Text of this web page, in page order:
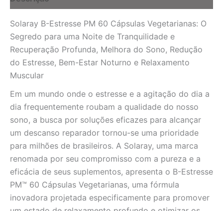
Descanso
e
Recuperação
quantidade
Solaray B-Estresse PM 60 Cápsulas Vegetarianas: O
Segredo para uma Noite de Tranquilidade e
Recuperação Profunda, Melhora do Sono, Redução
do Estresse, Bem-Estar Noturno e Relaxamento
Muscular
Em um mundo onde o estresse e a agitação do dia a
dia frequentemente roubam a qualidade do nosso
sono, a busca por soluções eficazes para alcançar
um descanso reparador tornou-se uma prioridade
para milhões de brasileiros. A Solaray, uma marca
renomada por seu compromisso com a pureza e a
eficácia de seus suplementos, apresenta o B-Estresse
PM™ 60 Cápsulas Vegetarianas, uma fórmula
inovadora projetada especificamente para promover